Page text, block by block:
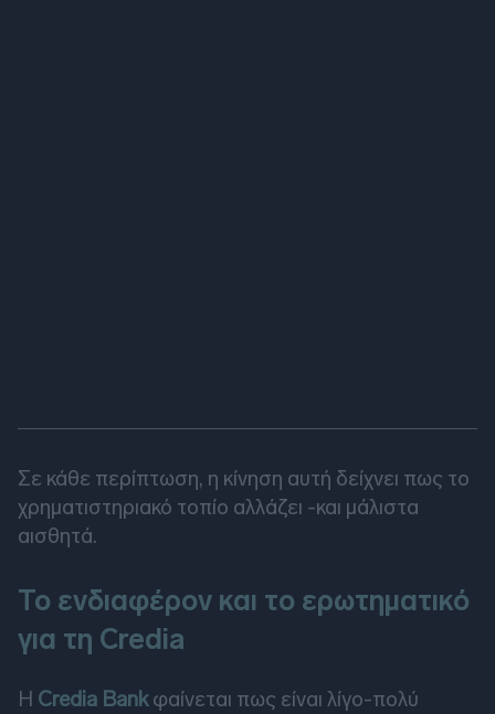
Σε κάθε περίπτωση, η κίνηση αυτή δείχνει πως το
χρηματιστηριακό τοπίο αλλάζει -και μάλιστα
αισθητά.
Το ενδιαφέρον και το ερωτηματικό
για τη Credia
Η Credia Bankφαίνεται πως είναι λίγο-πολύ